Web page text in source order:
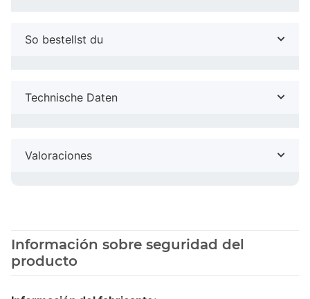
So bestellst du
Technische Daten
Valoraciones
Información sobre seguridad del
producto